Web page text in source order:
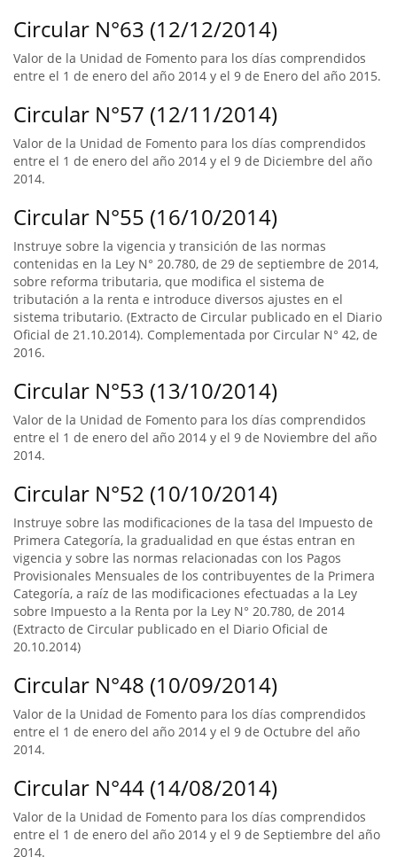
Circular N°63 (12/12/2014)
Valor de la Unidad de Fomento para los días comprendidos
entre el 1 de enero del año 2014 y el 9 de Enero del año 2015.
Circular N°57 (12/11/2014)
Valor de la Unidad de Fomento para los días comprendidos
entre el 1 de enero del año 2014 y el 9 de Diciembre del año
2014.
Circular N°55 (16/10/2014)
Instruye sobre la vigencia y transición de las normas
contenidas en la Ley N° 20.780, de 29 de septiembre de 2014,
sobre reforma tributaria, que modifica el sistema de
tributación a la renta e introduce diversos ajustes en el
sistema tributario. (Extracto de Circular publicado en el Diario
Oficial de 21.10.2014). Complementada por Circular N° 42, de
2016.
Circular N°53 (13/10/2014)
Valor de la Unidad de Fomento para los días comprendidos
entre el 1 de enero del año 2014 y el 9 de Noviembre del año
2014.
Circular N°52 (10/10/2014)
Instruye sobre las modificaciones de la tasa del Impuesto de
Primera Categoría, la gradualidad en que éstas entran en
vigencia y sobre las normas relacionadas con los Pagos
Provisionales Mensuales de los contribuyentes de la Primera
Categoría, a raíz de las modificaciones efectuadas a la Ley
sobre Impuesto a la Renta por la Ley N° 20.780, de 2014
(Extracto de Circular publicado en el Diario Oficial de
20.10.2014)
Circular N°48 (10/09/2014)
Valor de la Unidad de Fomento para los días comprendidos
entre el 1 de enero del año 2014 y el 9 de Octubre del año
2014.
Circular N°44 (14/08/2014)
Valor de la Unidad de Fomento para los días comprendidos
entre el 1 de enero del año 2014 y el 9 de Septiembre del año
2014.